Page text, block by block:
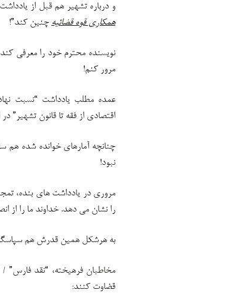
و درباره تشهیر هم قبل از
همکاری قوه قضائیه چنین کند”!
نویسنده محترم خود را معرفی
مرور کنم!
عمده مطلب یادداشت “نسبت
اقتصادی از فقه تا قانون تشهیر” در
چنانچه آمارهای خوانده شده هم
نبود!
مروری در یادداشت های بنده،
را نشان می دهد. خداوند ما را از
به هرشکل همین قدرش هم
مخاطبان فرهیخته، “نقد فارس” /
قضاوت کنند: